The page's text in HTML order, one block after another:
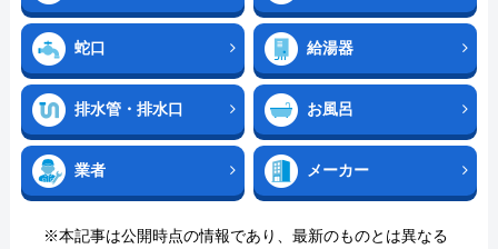
蛇口 給湯器
排水管・排水口 お風呂
業者 メーカー
※本記事は公開時点の情報であり、最新のものとは異なる